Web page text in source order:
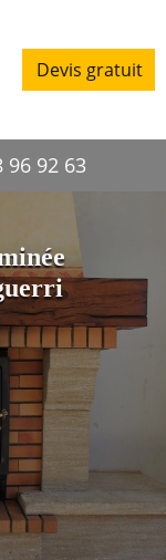
Devis gratuit
96 92 63